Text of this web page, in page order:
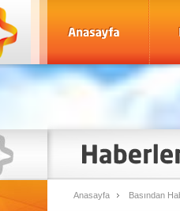
Anasayfa Basından